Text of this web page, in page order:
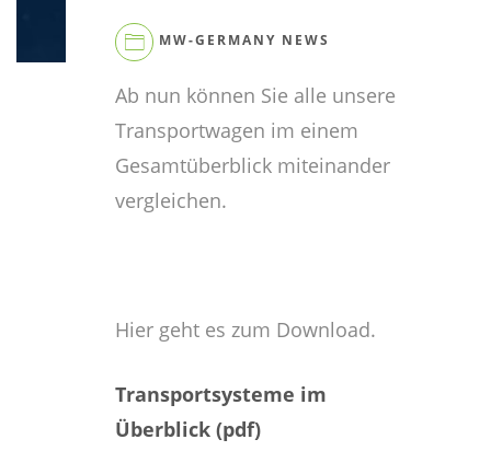
MW-GERMANY NEWS
Ab nun können Sie alle unsere
Transportwagen im einem
Gesamtüberblick miteinander
vergleichen.
Hier geht es zum Download.
Transportsysteme im
Überblick (pdf)